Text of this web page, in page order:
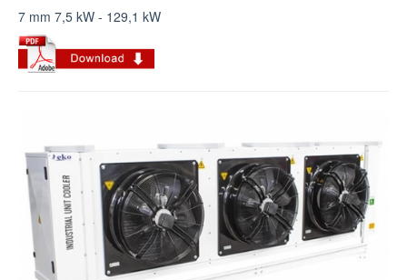
7 mm 7,5 kW - 129,1 kW